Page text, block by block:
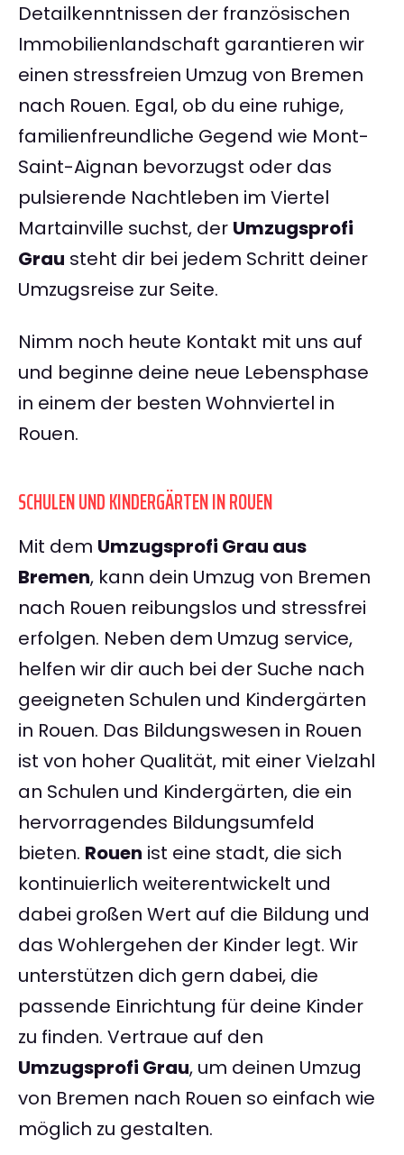
Detailkenntnissen der französischen
Immobilienlandschaft garantieren wir
einen stressfreien Umzug von Bremen
nach Rouen. Egal, ob du eine ruhige,
familienfreundliche Gegend wie Mont-
Saint-Aignan bevorzugst oder das
pulsierende Nachtleben im Viertel
Martainville suchst, der Umzugsprofi
Grau steht dir bei jedem Schritt deiner
Umzugsreise zur Seite.
Nimm noch heute Kontakt mit uns auf
und beginne deine neue Lebensphase
in einem der besten Wohnviertel in
Rouen.
SCHULEN UND KINDERGÄRTEN IN ROUEN
Mit dem Umzugsprofi Grau aus
Bremen, kann dein Umzug von Bremen
nach Rouen reibungslos und stressfrei
erfolgen. Neben dem Umzug service,
helfen wir dir auch bei der Suche nach
geeigneten Schulen und Kindergärten
in Rouen. Das Bildungswesen in Rouen
ist von hoher Qualität, mit einer Vielzahl
an Schulen und Kindergärten, die ein
hervorragendes Bildungsumfeld
bieten. Rouen ist eine stadt, die sich
kontinuierlich weiterentwickelt und
dabei großen Wert auf die Bildung und
das Wohlergehen der Kinder legt. Wir
unterstützen dich gern dabei, die
passende Einrichtung für deine Kinder
zu finden. Vertraue auf den
Umzugsprofi Grau, um deinen Umzug
von Bremen nach Rouen so einfach wie
möglich zu gestalten.